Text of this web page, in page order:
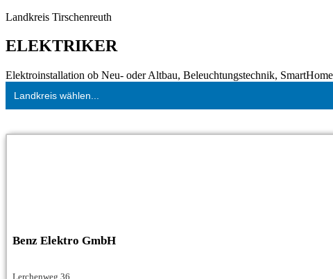
Landkreis Tirschenreuth
ELEKTRIKER
Elektroinstallation ob Neu- oder Altbau, Beleuchtungstechnik,
Landkreis wählen...
Benz Elektro GmbH
Lerchenweg 36